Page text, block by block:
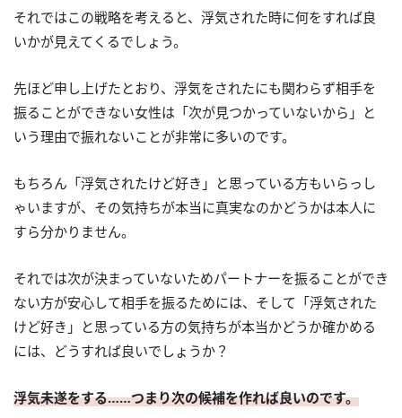
それではこの戦略を考えると、浮気された時に何をすれば良
いかが見えてくるでしょう。
先ほど申し上げたとおり、浮気をされたにも関わらず相手を
振ることができない女性は「次が見つかっていないから」と
いう理由で振れないことが非常に多いのです。
もちろん「浮気されたけど好き」と思っている方もいらっし
ゃいますが、その気持ちが本当に真実なのかどうかは本人に
すら分かりません。
それでは次が決まっていないためパートナーを振ることができ
ない方が安心して相手を振るためには、そして「浮気された
けど好き」と思っている方の気持ちが本当かどうか確かめる
には、どうすれば良いでしょうか？
浮気未遂をする……つまり次の候補を作れば良いのです。